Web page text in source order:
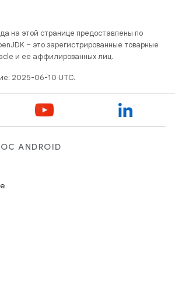
на этой странице предоставлены по
– это зарегистрированные товарные
и ее аффилированных лиц.
2025-06-10 UTC.
ANDROID